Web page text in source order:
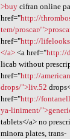
>buycifran online
href="http://
tem/proscar/
href="http://
</a><a href="http://
licab without
href="http://
drops/">liv.52
href="http://
ya-liniment/
tablets</a> no
minora plates, trans-